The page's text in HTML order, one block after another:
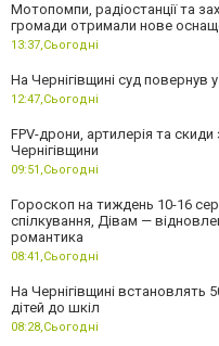
Мотопомпи, радіостанції та
громади отримали нове
13:37,Сьогодні
На Чернігівщині суд повернув
12:47,Сьогодні
FPV-дрони, артилерія та
Чернігівщини
09:51,Сьогодні
Гороскоп на тиждень 10-16
спілкування, Дівам —
романтика
08:41,Сьогодні
На Чернігівщині встановлять
дітей до шкіл
08:28,Сьогодні